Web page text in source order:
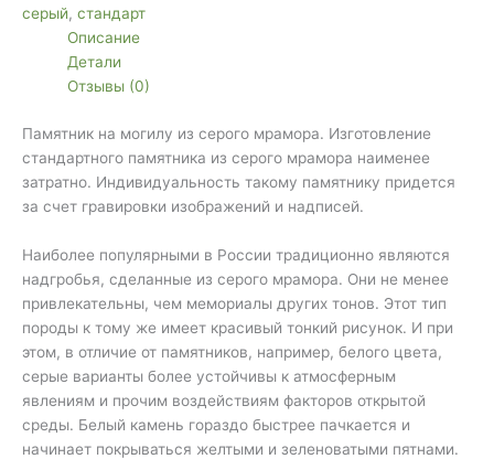
серый, стандарт
Описание
Детали
Отзывы (0)
Памятник на могилу из серого мрамора. Изготовление
стандартного памятника из серого мрамора наименее
затратно. Индивидуальность такому памятнику придется
за счет гравировки изображений и надписей.
Наиболее популярными в России традиционно являются
надгробья, сделанные из серого мрамора. Они не менее
привлекательны, чем мемориалы других тонов. Этот тип
породы к тому же имеет красивый тонкий рисунок. И при
этом, в отличие от памятников, например, белого цвета,
серые варианты более устойчивы к атмосферным
явлениям и прочим воздействиям факторов открытой
среды. Белый камень гораздо быстрее пачкается и
начинает покрываться желтыми и зеленоватыми пятнами.